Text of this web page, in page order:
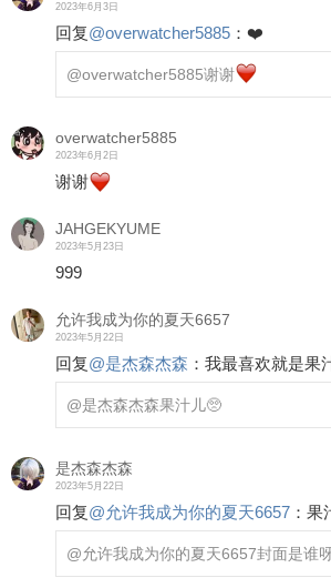
2023年6月3日
回复@overwatcher5885 ： ❤️
@overwatcher5885谢谢
overwatcher5885
2023年6月2日
谢谢
JAHGEKYUME
2023年5月23日
999
允许我成为你的夏天6657
2023年5月22日
回复@是杰森杰森 ： 我最喜欢就是果
@是杰森杰森果汁儿🥺
是杰森杰森
2023年5月22日
回复@允许我成为你的夏天6657 ： 果
@允许我成为你的夏天6657封面是谁